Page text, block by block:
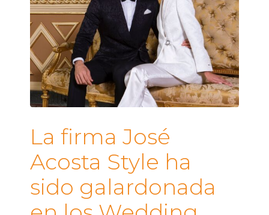
La firma José
Acosta Style ha
sido galardonada